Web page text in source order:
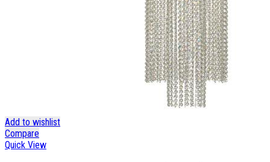
Add to wishlist
Compare
Quick View